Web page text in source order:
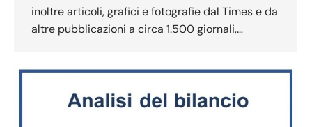
inoltre articoli, grafici e fotografie dal Times e da
altre pubblicazioni a circa 1.500 giornali,…